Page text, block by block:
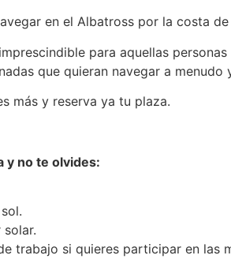
en el Albatross por la costa
para aquellas
que quieran navegar a
más y reserva ya tu plaza.
y no te olvides:
trabajo si quieres participar en las